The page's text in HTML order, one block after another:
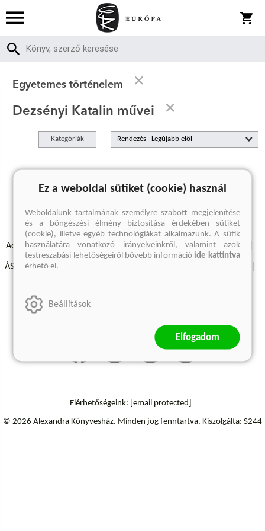
Egyetemes történelem
Dezsényi Katalin művei
Kategóriák Rendezés
A keresett kifejezésre nincs találat
Adatvédelmi szabályzatok Elállási felmondási nyilatkozat
ÁSZF - Vásárlási feltételek
Szállítási információk
Elérhetőségeink: [email protected]
© 2026 Alexandra Könyvesház. Minden jog fenntartva. Kiszolgálta: S244
Ez a weboldal sütiket (cookie) használ
Weboldalunk tartalmának személyre szabott megjelenítése
és a böngészési élmény biztosítása érdekében sütiket
(cookie), illetve egyéb technológiákat alkalmazunk. A sütik
használatára vonatkozó irányelveinkről, valamint azok
testreszabási lehetőségeiről bővebb információide kattintva
érhető el.
Beállítások
Elfogadom